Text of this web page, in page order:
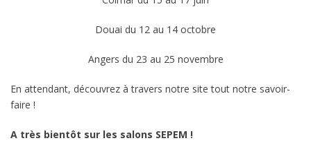
Douai du 12 au 14 octobre
Angers du 23 au 25 novembre
En attendant, découvrez à travers notre site tout notre savoir-
faire !
A très bientôt sur les salons SEPEM !